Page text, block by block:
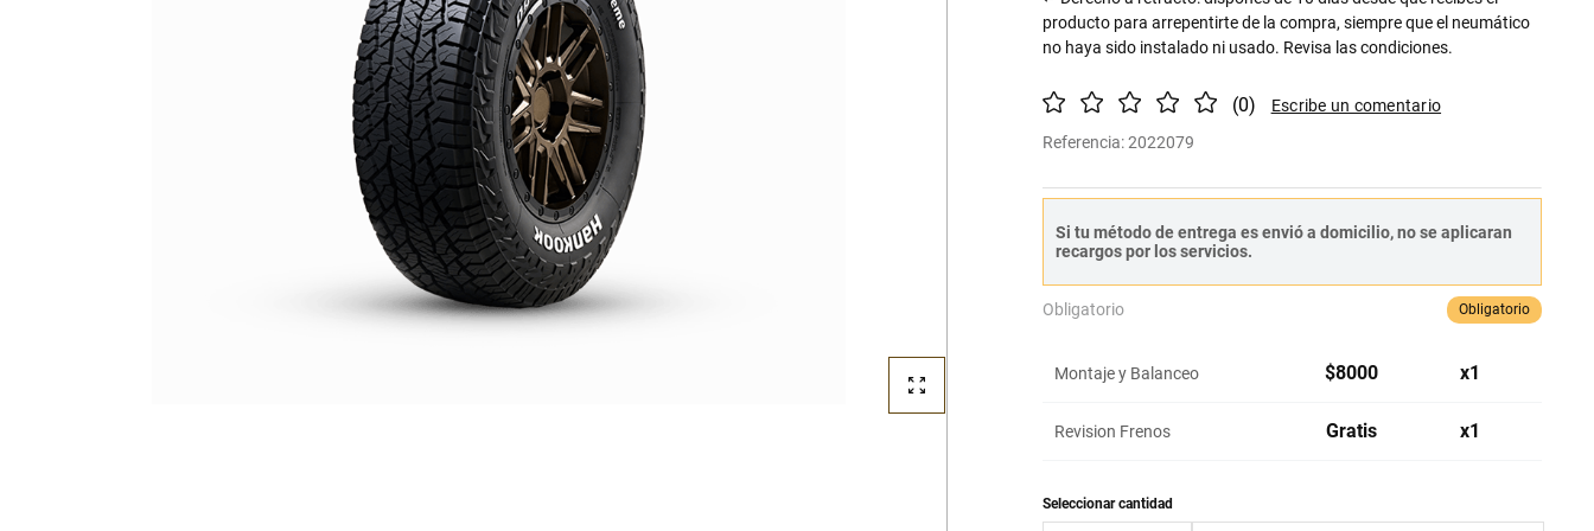
producto para arrepentirte de la compra, siempre que el neumático
no haya sido instalado ni usado. Revisa las condiciones.
(0)
Referencia:2022079
Si tu método de entrega es envió a domicilio, no se aplicaran
recargos por los servicios.
Obligatorio Obligatorio
Montaje y Balanceo $8000 x1
Revision Frenos Gratis x1